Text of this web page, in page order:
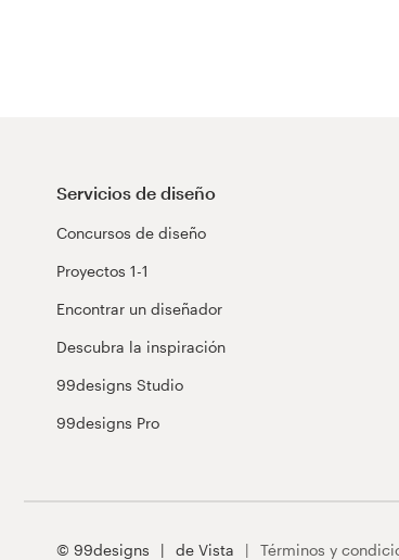
Servicios de diseño
Concursos de diseño
Proyectos 1-1
Encontrar un diseñador
Descubra la inspiración
99designs Studio
99designs Pro
© 99designs de Vista Términos y